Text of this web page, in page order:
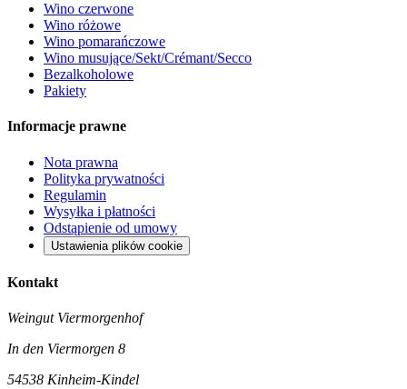
Wino czerwone
Wino różowe
Wino pomarańczowe
Wino musujące/Sekt/Crémant/Secco
Bezalkoholowe
Pakiety
Informacje prawne
Nota prawna
Polityka prywatności
Regulamin
Wysyłka i płatności
Odstąpienie od umowy
Ustawienia plików cookie
Kontakt
Weingut Viermorgenhof
In den Viermorgen 8
54538 Kinheim-Kindel